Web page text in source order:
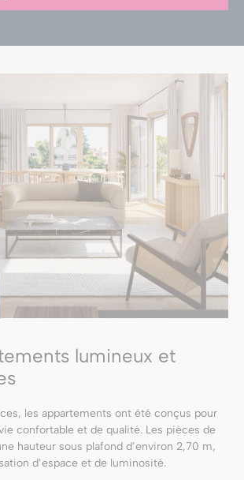
lumineux et
les appartements ont été conçus pour
confortable et de qualité. Les pièces de
hauteur sous plafond d’environ 2,70 m,
d’espace et de luminosité.